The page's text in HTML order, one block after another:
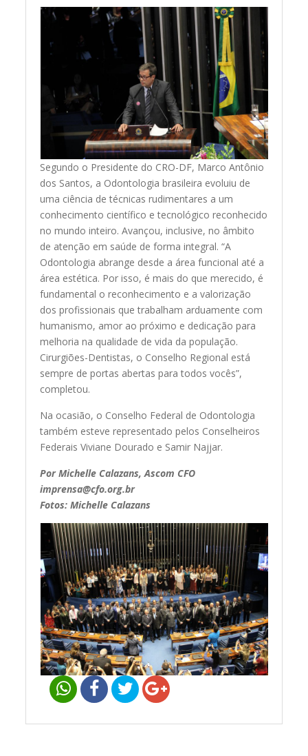
Segundo o Presidente do CRO-DF, Marco Antônio
dos Santos, a Odontologia brasileira evoluiu de
uma ciência de técnicas rudimentares a um
conhecimento científico e tecnológico reconhecido
no mundo inteiro. Avançou, inclusive, no âmbito
de atenção em saúde de forma integral. “A
Odontologia abrange desde a área funcional até a
área estética. Por isso, é mais do que merecido, é
fundamental o reconhecimento e a valorização
dos profissionais que trabalham arduamente com
humanismo, amor ao próximo e dedicação para
melhoria na qualidade de vida da população.
Cirurgiões-Dentistas, o Conselho Regional está
sempre de portas abertas para todos vocês”,
completou.
Na ocasião, o Conselho Federal de Odontologia
também esteve representado pelos Conselheiros
Federais Viviane Dourado e Samir Najjar.
Por Michelle Calazans, Ascom CFO
imprensa@cfo.org.br
Fotos: Michelle Calazans